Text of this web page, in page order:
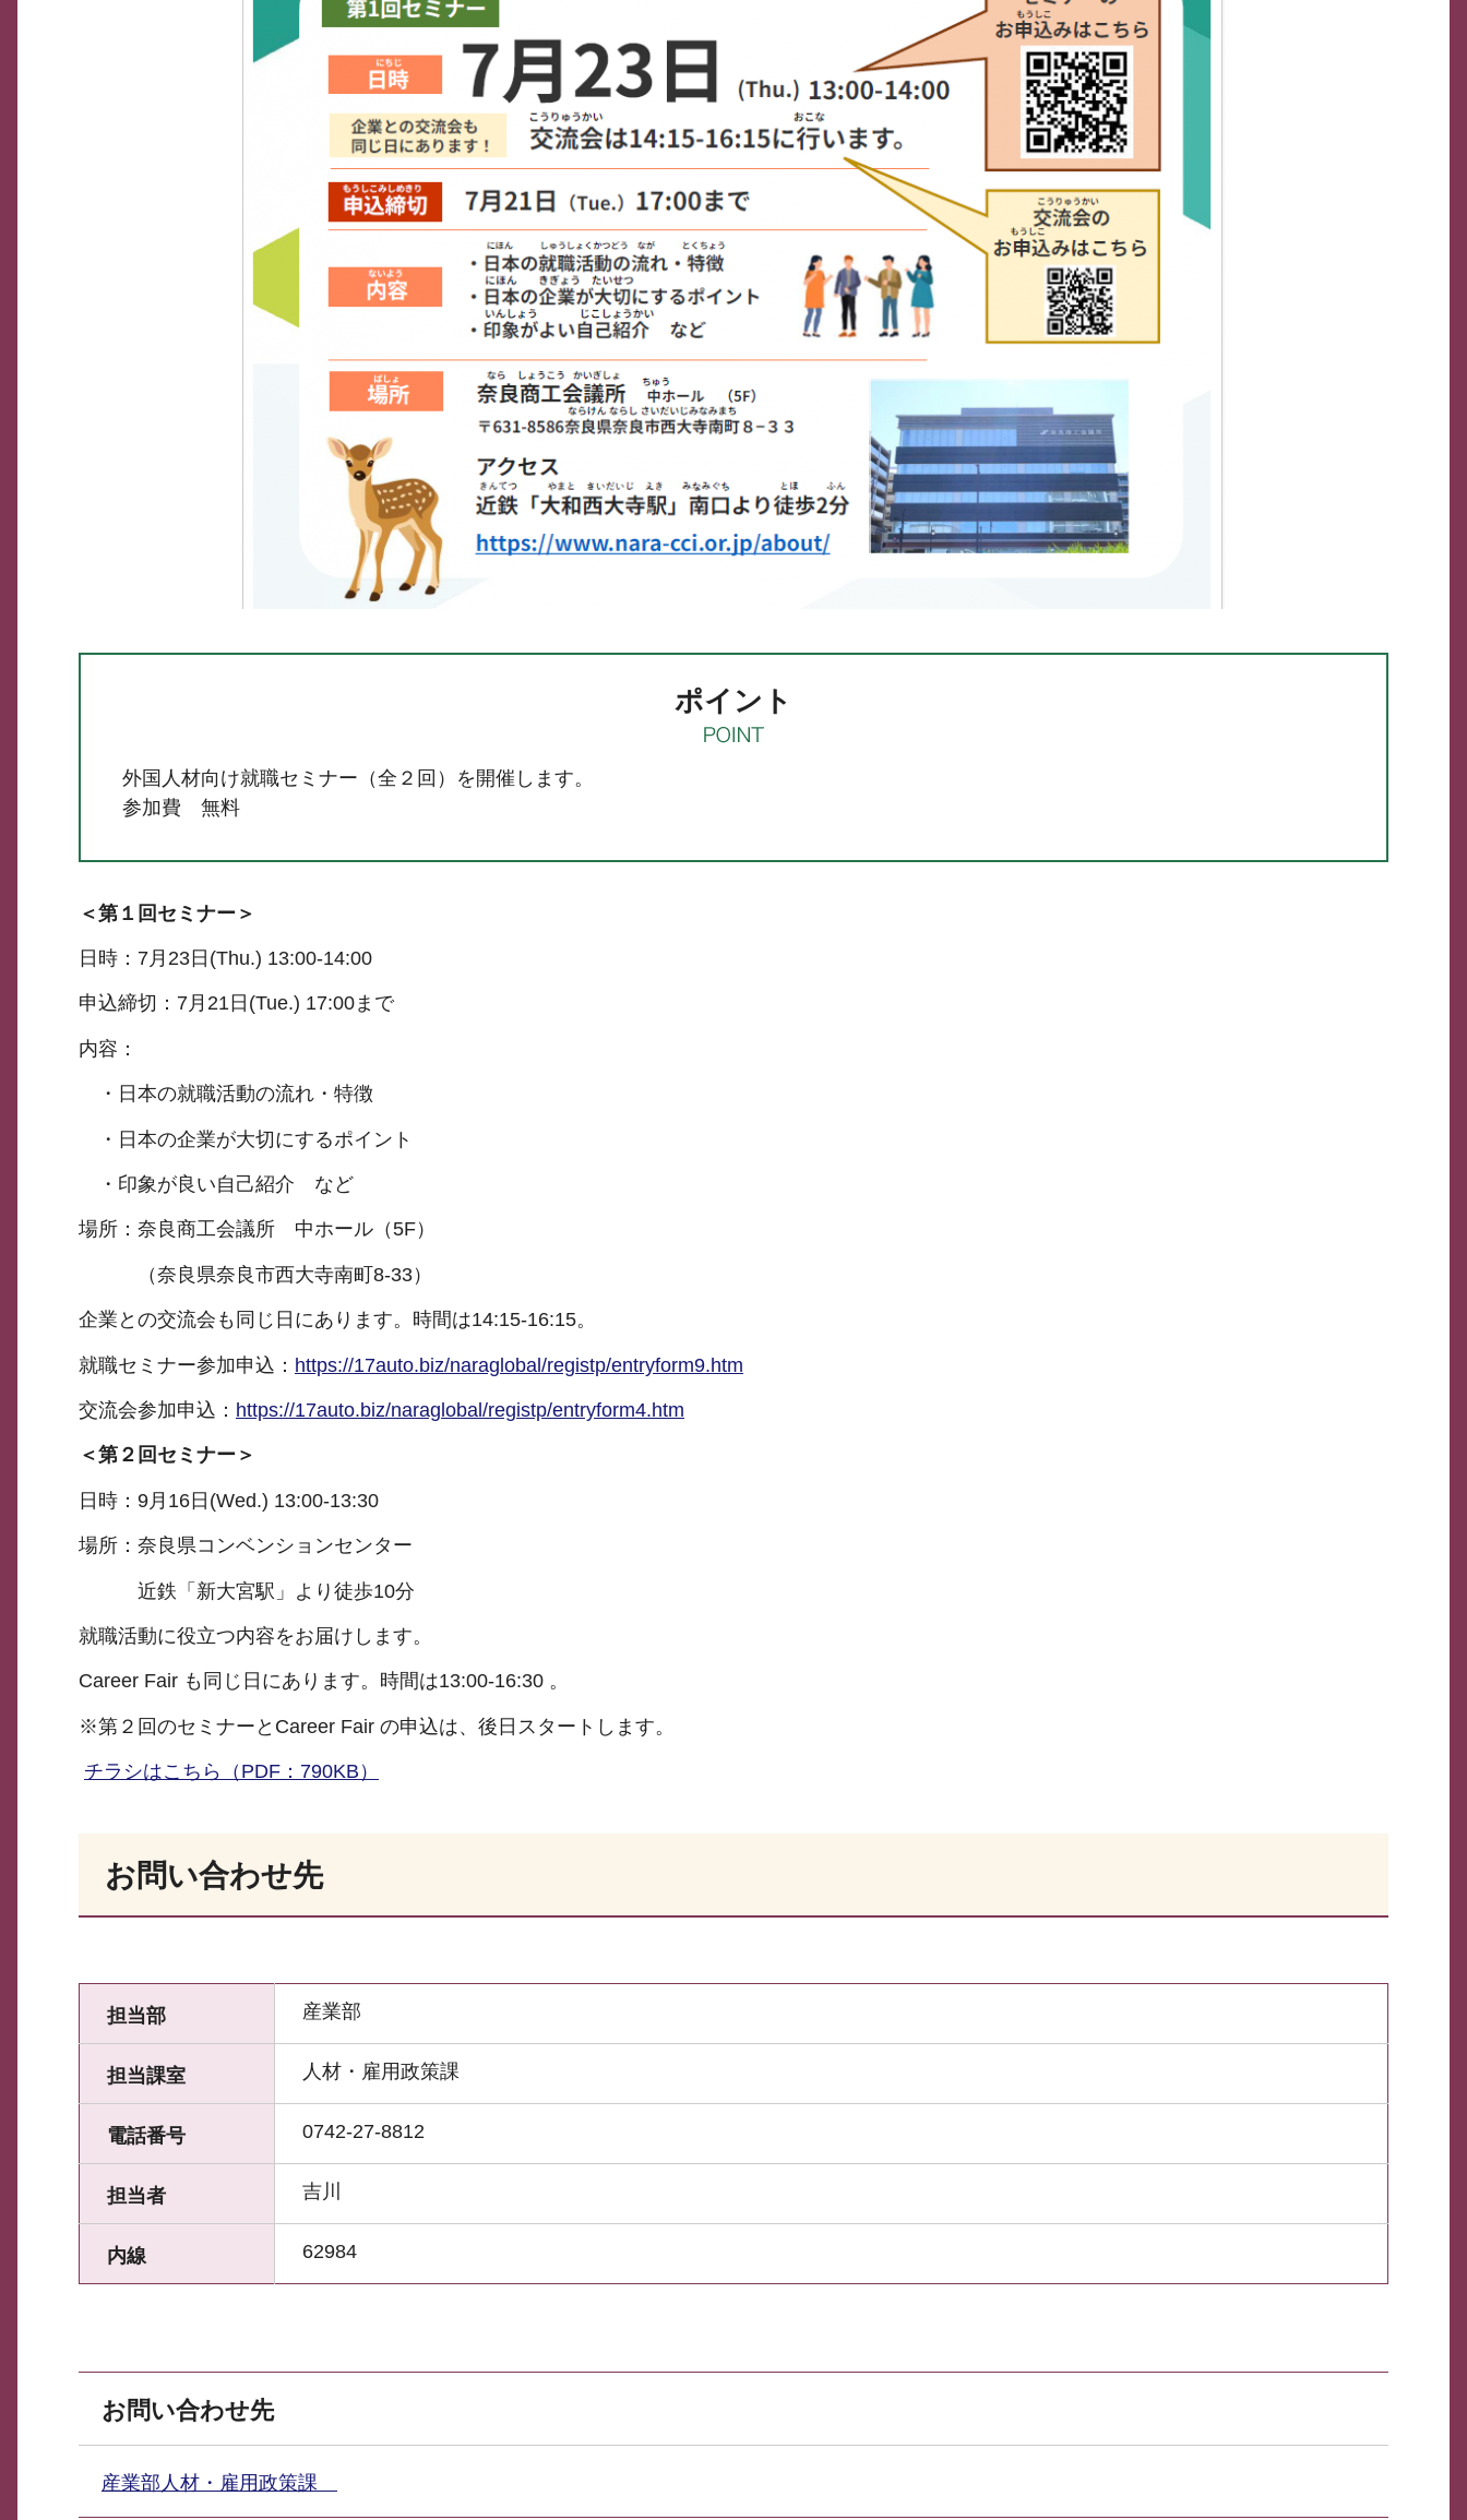
ポイント
外国人材向け就職セミナー（全２回）を開催します。
参加費 無料
＜第１回セミナー＞
日時：7月23日(Thu.) 13:00-14:00
申込締切：7月21日(Tue.) 17:00まで
内容：
・日本の就職活動の流れ・特徴
・日本の企業が大切にするポイント
・印象が良い自己紹介 など
場所：奈良商工会議所 中ホール（5F）
（奈良県奈良市西大寺南町8-33）
企業との交流会も同じ日にあります。時間は14:15-16:15。
就職セミナー参加申込： https://17auto.biz/naraglobal/registp/entryform9.htm
交流会参加申込： https://17auto.biz/naraglobal/registp/entryform4.htm
＜第２回セミナー＞
日時：9月16日(Wed.) 13:00-13:30
場所：奈良県コンベンションセンター
近鉄「新大宮駅」より徒歩10分
就職活動に役立つ内容をお届けします。
Career Fair も同じ日にあります。時間は13:00-16:30 。
※第２回のセミナーとCareer Fair の申込は、後日スタートします。
チラシはこちら（PDF：790KB）
お問い合わせ先
担当部 産業部
担当課室 人材・雇用政策課
電話番号 0742-27-8812
担当者 吉川
内線 62984
お問い合わせ先
産業部人材・雇用政策課